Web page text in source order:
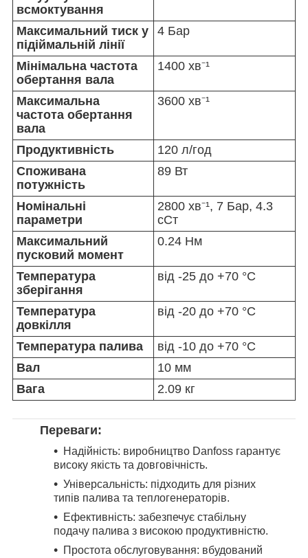
всмоктування
Максимальний тиск у
підіймальній лінії
4 Бар
Мінімальна частота
обертання вала
1400 хв⁻¹
Максимальна
частота обертання
вала
3600 хв⁻¹
Продуктивність
120 л/год
Споживана
потужність
89 Вт
Номінальні
параметри
2800 хв⁻¹, 7 Бар, 4.3
сСт
Максимальний
пусковий момент
0.24 Нм
Температура
зберігання
від -25 до +70 °C
Температура
довкілля
від -20 до +70 °C
Температура палива
від -10 до +70 °C
Вал
10 мм
Вага
2.09 кг
Переваги:
Надійність: виробництво Danfoss гарантує
високу якість та довговічність.
Універсальність: підходить для різних
типів палива та теплогенераторів.
Ефективність: забезпечує стабільну
подачу палива з високою продуктивністю.
Простота обслуговування: вбудований